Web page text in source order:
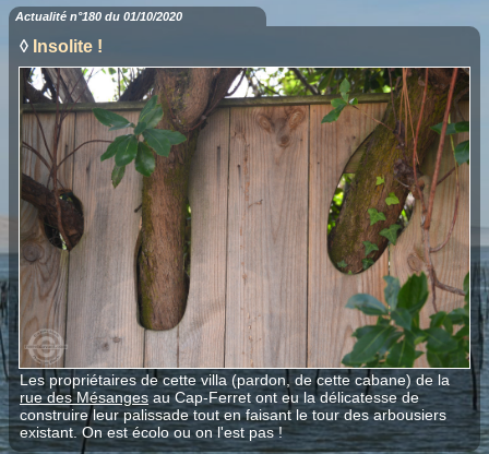
Actualité n°180 du 01/10/2020
◊ Insolite !
Les propriétaires de cette villa (pardon, de cette cabane) de la
rue des Mésanges au Cap-Ferret ont eu la délicatesse de
construire leur palissade tout en faisant le tour des arbousiers
existant. On est écolo ou on l'est pas !